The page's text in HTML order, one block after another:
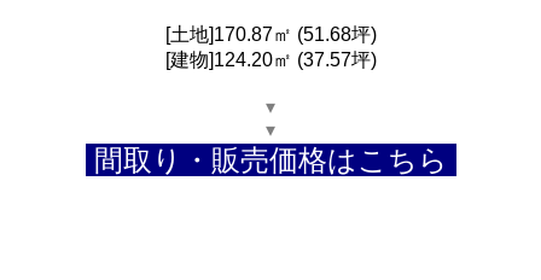
[土地]170.87㎡ (51.68坪)
[建物]124.20㎡ (37.57坪)
▾
▾
間取り・販売価格はこちら